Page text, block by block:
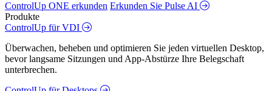
ControlUp ONE erkunden Erkunden Sie Pulse AI
Produkte
ControlUp für VDI
Überwachen, beheben und optimieren Sie jeden virtuellen Desktop,
bevor langsame Sitzungen und App-Abstürze Ihre Belegschaft
unterbrechen.